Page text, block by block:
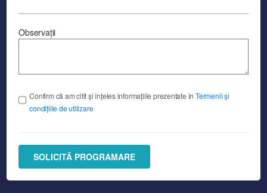
Observații
Confirm că am citit și înțeles informațiile prezentate înTermenii și
condițiile de utilizare
SOLICITĂ PROGRAMARE